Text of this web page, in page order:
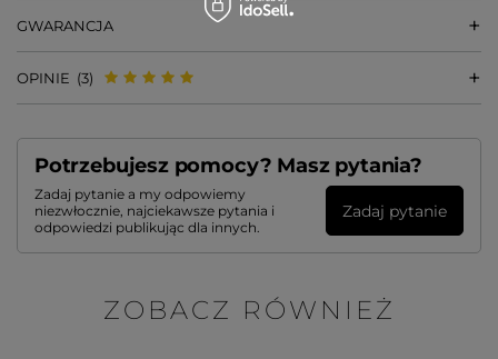
GWARANCJA
OPINIE (3)
Potrzebujesz pomocy? Masz pytania?
Zadaj pytanie a my odpowiemy
niezwłocznie, najciekawsze pytania i
odpowiedzi publikując dla innych.
Zadaj pytanie
ZOBACZ RÓWNIEŻ